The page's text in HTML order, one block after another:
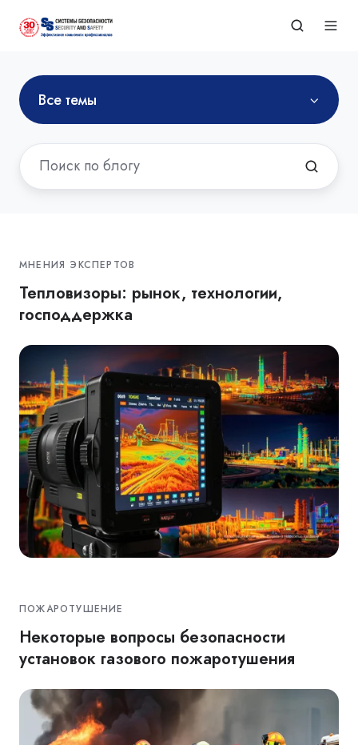
Все темы
МНЕНИЯ ЭКСПЕРТОВ
Тепловизоры: рынок, технологии,
господдержка
ПОЖАРОТУШЕНИЕ
Некоторые вопросы безопасности
установок газового пожаротушения